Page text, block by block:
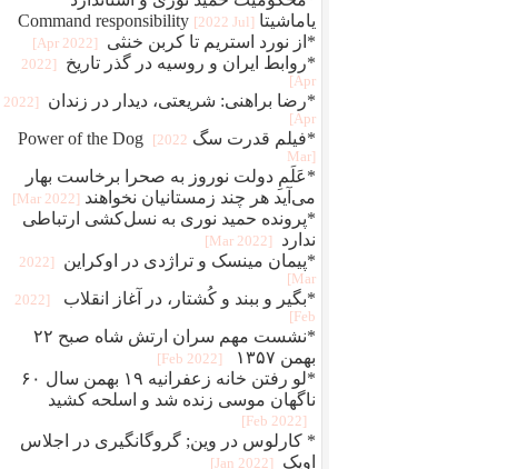
یاماشیتا Command responsibility [2022 Jul]
*از نورد استریم تا کربن خنثی [2022 Apr]
*روابط ایران و روسیه در گذر تاریخ
[2022
Apr]
*رضا براهنی: شریعتی، دیدار در زندان
[2022
Apr]
*فیلم قدرت سگ Power of the Dog [2022
Mar]
*عَلَمِ دولت نوروز به صحرا برخاست بهار
می‌آید هر چند زمستانیان نخواهند [2022 Mar]
*پرونده حمید نوری به نسل‌کشی ارتباطی
ندارد
[2022 Mar]
*پیمان مینسک و تراژدی در اوکراین
[2022
Mar]
*بگير و ببند و کُشتار، در آغاز انقلاب
[2022
Feb]
*نشست مهم سران ارتش شاه صبح ۲۲
بهمن ۱۳۵۷
[2022 Feb]
*لو رفتن خانه زعفرانیه ۱۹ بهمن سال ۶۰
ناگهان موسی زنده شد و اسلحه کشید
[2022 Feb]
* کارلوس در وین; گروگانگیری در اجلاس
اوپک
[2022 Jan]